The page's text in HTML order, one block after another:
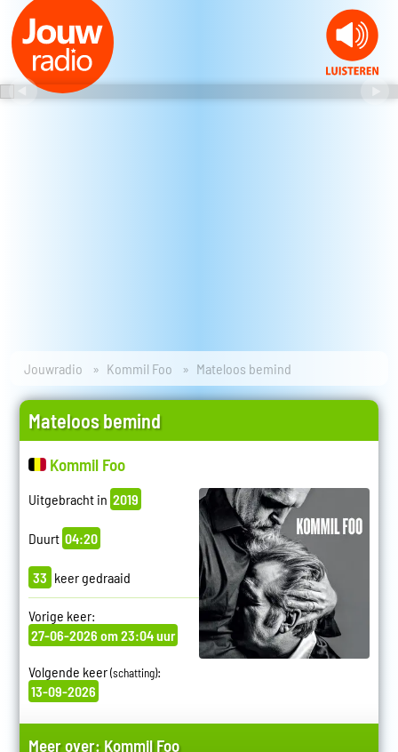
Jouwradio Kommil Foo Mateloos bemind
Mateloos bemind
Kommil Foo
Uitgebracht in 2019
Duurt 04:20
33 keer gedraaid
Vorige keer:
27-06-2026 om 23:04 uur
Volgende keer(schatting):
13-09-2026
Meer over: Kommil Foo